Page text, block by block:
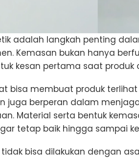
adalah langkah penting
Kemasan bukan hanya
kesan pertama saat produk
bisa membuat produk
juga berperan dalam
Material serta bentuk
tetap baik hingga sampai
bisa dilakukan dengan